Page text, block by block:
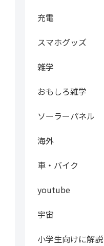
充電
スマホグッズ
雑学
おもしろ雑学
ソーラーパネル
海外
車・バイク
youtube
宇宙
小学生向けに解説